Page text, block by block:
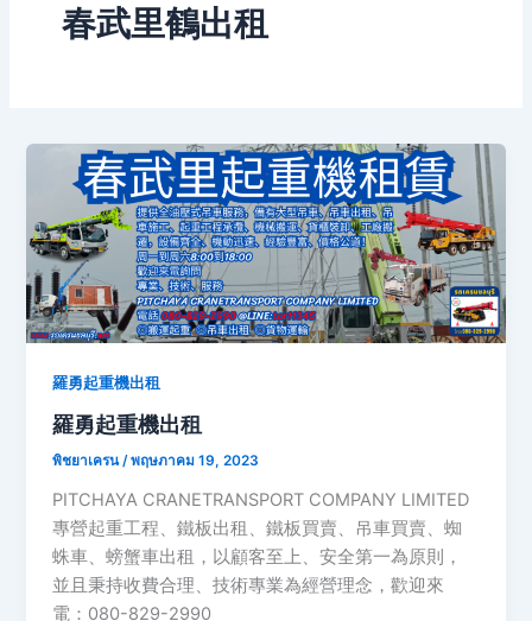
春武里鶴出租
羅勇起重機出租
羅勇起重機出租
พิชยาเครน/พฤษภาคม 19, 2023
PITCHAYA CRANETRANSPORT COMPANY LIMITED
專營起重工程、鐵板出租、鐵板買賣、吊車買賣、蜘
蛛車、螃蟹車出租，以顧客至上、安全第一為原則，
並且秉持收費合理、技術專業為經營理念，歡迎來
電：080-829-2990